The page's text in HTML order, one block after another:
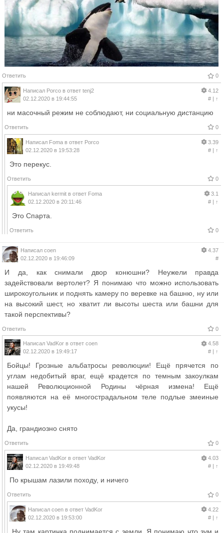
Ответить 0
Написал Porco в ответ tenj2
02.12.2020 в 19:44:55
4.12
#| ↑
ни масочный режим не соблюдают, ни социальную дистанцию
Ответить 0
Написал Foma в ответ Porco
02.12.2020 в 19:53:28
3.39
#| ↑
Это перекус.
Ответить 0
Написал kermit в ответ Foma
02.12.2020 в 20:11:46
3.1
#| ↑
Это Спарта.
Ответить 0
Написал coen
02.12.2020 в 19:46:09
4.37
#
И да, как снимали двор конюшни? Неужели правда
задействовали вертолет? Я понимаю что можно использовать
широкоугольник и поднять камеру по веревке на башню, ну или
на высокий шест, но хватит ли высоты шеста или башни для
такой перспективы?
Ответить 0
Написал VadKor в ответ coen
02.12.2020 в 19:49:17
4.58
#| ↑
Бойцы! Грозные альбатросы революции! Ещё прячется по
углам недобитый враг, ещё крадется по темным закоулкам
нашей Революционной Родины чёрная измена! Ещё
появляются на её многострадальном теле подлые змеиные
укусы!
Да, грандиозно снято
Ответить 0
Написал VadKor в ответ VadKor
02.12.2020 в 19:49:48
4.03
#| ↑
По крышам лазили походу, и ничего
Ответить 0
Написал coen в ответ VadKor
02.12.2020 в 19:53:00
4.22
#| ↑